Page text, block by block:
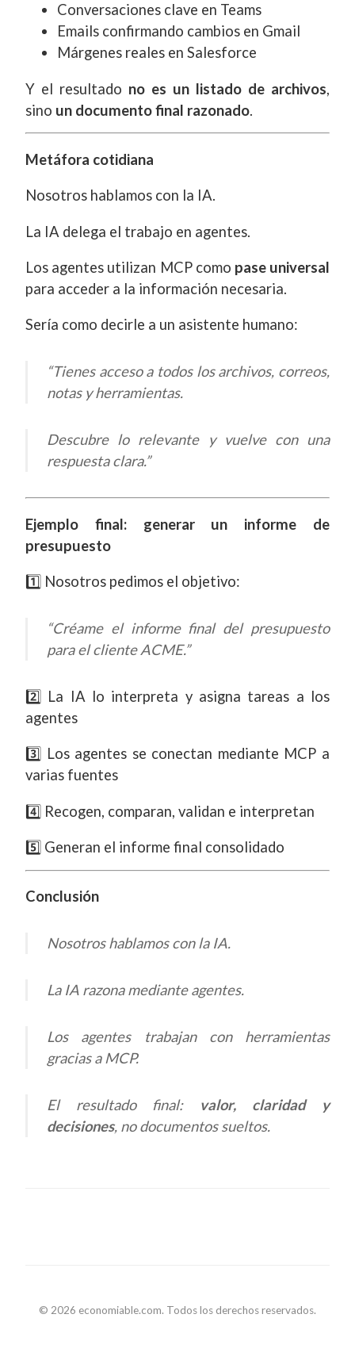
Conversaciones clave en Teams
Emails confirmando cambios en Gmail
Márgenes reales en Salesforce
Y el resultado no es un listado de archivos,
sino un documento final razonado.
Metáfora cotidiana
Nosotros hablamos con la IA.
La IA delega el trabajo en agentes.
Los agentes utilizan MCP como pase universal
para acceder a la información necesaria.
Sería como decirle a un asistente humano:
“Tienes acceso a todos los archivos, correos,
notas y herramientas.
Descubre lo relevante y vuelve con una
respuesta clara.”
Ejemplo final: generar un informe de
presupuesto
1️⃣ Nosotros pedimos el objetivo:
“Créame el informe final del presupuesto
para el cliente ACME.”
2️⃣ La IA lo interpreta y asigna tareas a los
agentes
3️⃣ Los agentes se conectan mediante MCP a
varias fuentes
4️⃣ Recogen, comparan, validan e interpretan
5️⃣ Generan el informe final consolidado
Conclusión
Nosotros hablamos con la IA.
La IA razona mediante agentes.
Los agentes trabajan con herramientas
gracias a MCP.
El resultado final: valor, claridad y
decisiones, no documentos sueltos.
© 2026 economiable.com. Todos los derechos reservados.